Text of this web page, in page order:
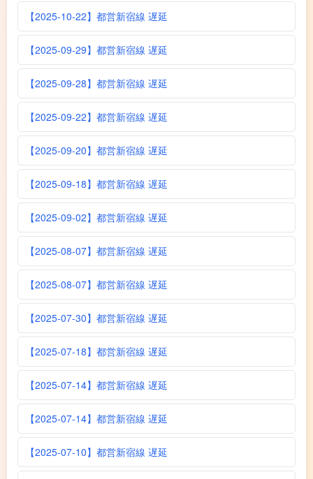
【2025-10-22】都営新宿線 遅延
【2025-09-29】都営新宿線 遅延
【2025-09-28】都営新宿線 遅延
【2025-09-22】都営新宿線 遅延
【2025-09-20】都営新宿線 遅延
【2025-09-18】都営新宿線 遅延
【2025-09-02】都営新宿線 遅延
【2025-08-07】都営新宿線 遅延
【2025-08-07】都営新宿線 遅延
【2025-07-30】都営新宿線 遅延
【2025-07-18】都営新宿線 遅延
【2025-07-14】都営新宿線 遅延
【2025-07-14】都営新宿線 遅延
【2025-07-10】都営新宿線 遅延